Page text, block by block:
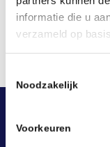
informatie die u
verzameld op
Noodzakelijk
Voorkeuren